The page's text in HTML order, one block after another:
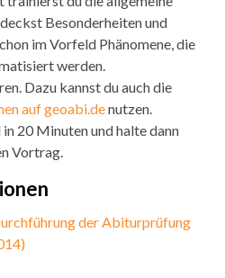
Besonderheiten und
im Vorfeld Phänomene, die
werden.
Dazu kannst du auch die
auf geoabi.denutzen.
20 Minuten und halte dann
Vortrag.
der Abiturprüfung